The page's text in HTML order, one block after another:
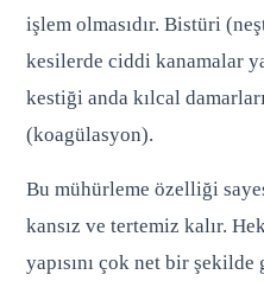
işlem olmasıdır. Bistüri
kesilerde ciddi kanamalar
kestiği anda kılcal
(koagülasyon).
Bu mühürleme özelliği
kansız ve tertemiz kalır.
yapısını çok net bir